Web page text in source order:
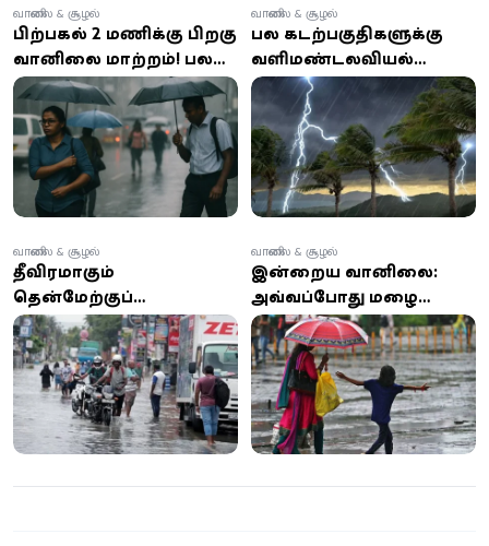
பிற்பகல் 2 மணிக்கு பிறகு
வானிலை மாற்றம்! பல
பகுதிகளில் கனமழை,
காற்று குறித்து எச்சரிக்கை
வானிலை & சூழல்
பல கடற்பகுதிகளுக்கு
வளிமண்டலவியல்
திணைக்களம்
எச்சரிக்கை: மீனவர்கள்
அவதானமாக இருக்க
அறிவுரை
வானிலை & சூழல்
தீவிரமாகும்
தென்மேற்குப்
பருவப்பெயர்ச்சி: 100
மி.மீக்கு மேல் பலத்த
மழை -
வளிமண்டலவியல்
திணைக்களம்
எச்சரிக்கை!
வானிலை & சூழல்
இன்றைய வானிலை:
அவ்வப்போது மழை
அல்லது இடியுடன் கூடிய
மழை பெய்யும்
வானிலை & சூழல்